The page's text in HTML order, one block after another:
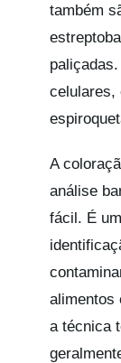
também
celulares,
A
análise
fácil. É
alimentos
a técnica